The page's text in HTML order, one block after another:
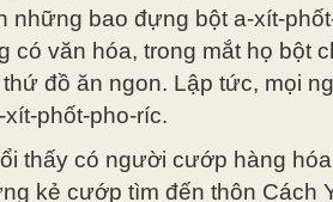
những bao đựng bột a-xít-
có văn hóa, trong mắt họ bột
đồ ăn ngon. Lập tức, mọi
phốt-pho-ríc.
thấy có người cướp hàng
kẻ cướp tìm đến thôn Cách